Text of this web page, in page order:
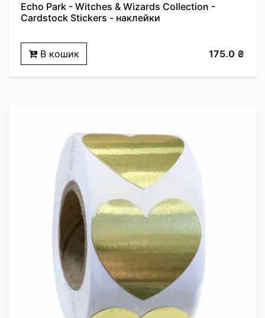
Echo Park - Witches & Wizards Collection -
Cardstock Stickers - наклейки
В кошик 175.0 ₴